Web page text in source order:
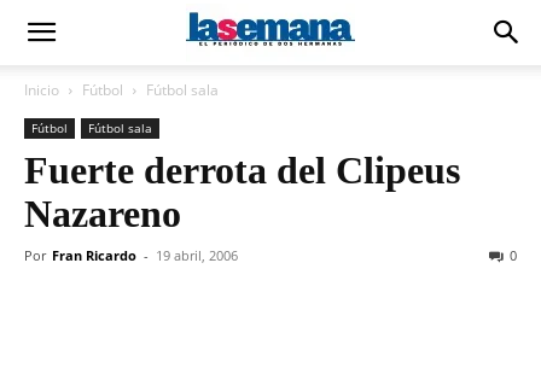
Inicio Fútbol Fútbol sala
Fútbol Fútbol sala
Fuerte derrota del Clipeus
Nazareno
Por Fran Ricardo - 19 abril, 2006 0